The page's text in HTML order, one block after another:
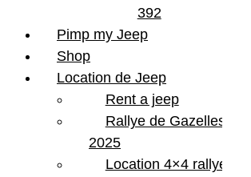
392
Pimp my Jeep
Shop
Location de Jeep
Rent a jeep
Rallye de Gazelles
2025
Location 4×4 rallye